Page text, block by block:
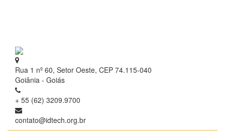
Rua 1 nº 60, Setor Oeste, CEP 74.115-040
Goiânia - Goiás
+ 55 (62) 3209.9700
contato@idtech.org.br